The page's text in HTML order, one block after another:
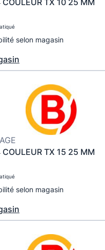
selon magasin
TX 15 25 MM
selon magasin